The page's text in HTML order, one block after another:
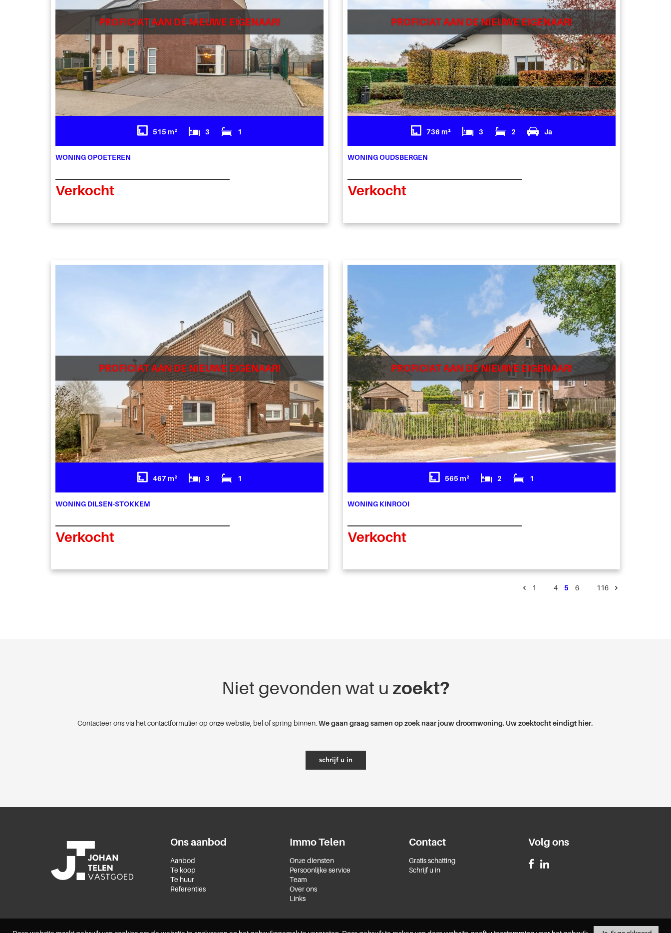
PROFICIAT AAN DE NIEUWE EIGENAAR!
515 m² 3 1
WONING OPOETEREN
Verkocht
PROFICIAT AAN DE NIEUWE EIGENAAR!
736 m² 3 2 Ja
WONING OUDSBERGEN
Verkocht
PROFICIAT AAN DE NIEUWE EIGENAAR!
467 m² 3 1
WONING DILSEN-STOKKEM
Verkocht
PROFICIAT AAN DE NIEUWE EIGENAAR!
565 m² 2 1
WONING KINROOI
Verkocht
1 4 5 6 116
Niet gevonden wat u zoekt?
Contacteer ons via het contactformulier op onze website, bel of spring binnen. We gaan graag samen op zoek naar jouw droomwoning. Uw zoektocht eindigt hier.
schrijf u in
Ons aanbod
Aanbod
Te koop
Te huur
Referenties
Immo Telen
Onze diensten
Persoonlijke service
Team
Over ons
Links
Contact
Gratis schatting
Schrijf u in
Volg ons